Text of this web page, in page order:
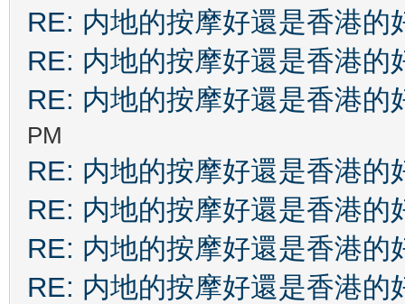
RE: 内地的按摩好還是香港的
RE: 内地的按摩好還是香港的
RE: 内地的按摩好還是香港的
PM
RE: 内地的按摩好還是香港的
RE: 内地的按摩好還是香港的
RE: 内地的按摩好還是香港的
RE: 内地的按摩好還是香港的